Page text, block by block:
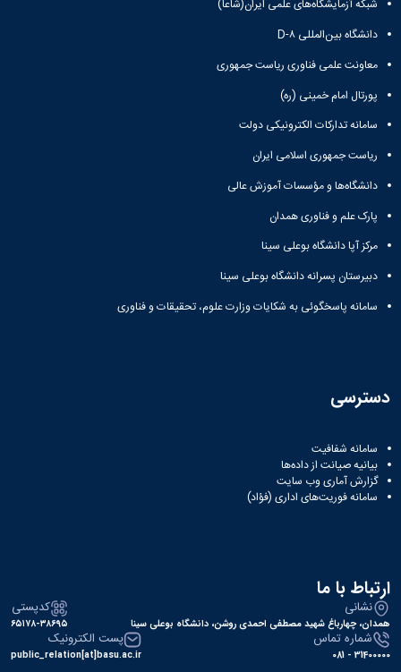
شبکه آزمایشگاه‌های علمی ایران(شاعا)
دانشگاه بین‌المللی D-۸
معاونت علمی فناوری ریاست جمهوری
پورتال امام خمینی (ره)
سامانه تدارکات الکترونیکی دولت
ریاست جمهوری اسلامی ایران
دانشگاه‌ها و مؤسسات آموزش عالی
پارک علم و فناوری همدان
مرکز آپا دانشگاه بوعلی سینا
دبیرستان پسرانه دانشگاه بوعلی سینا
سامانه پاسخگوئی به شکایات وزارت علوم، تحقیقات و فناوری
دسترسی
سامانه شفافیت
بیانیه صیانت از داده‌ها
گزارش آماری وب‌ سایت
سامانه فوریت‌های اداری (فؤاد)
ارتباط با ما
نشانی
همدان، چهارباغ شهید مصطفی احمدی روشن، دانشگاه بوعلی سینا
کدپستی
۶۵۱۷۸-۳۸۶۹۵
شماره تماس
31400000 - 081
پست الکترونیک
public_relation[at]basu.ac.ir